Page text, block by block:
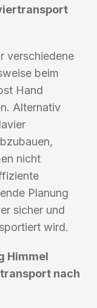
verschiedene
beim
Hand
Alternativ
nicht
Planung
sicher und
wird.
Himmel
nach